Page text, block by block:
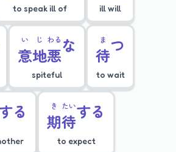
to speak ill of ill will
意
い
地
じ
悪
わる な
spiteful
待
ま つ
to wait
る 期
き
待
たいする
to expect